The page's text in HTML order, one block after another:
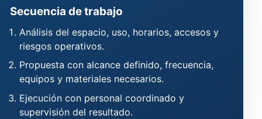
Secuencia de trabajo
Análisis del espacio, uso, horarios, accesos y
riesgos operativos.
Propuesta con alcance definido, frecuencia,
equipos y materiales necesarios.
Ejecución con personal coordinado y
supervisión del resultado.